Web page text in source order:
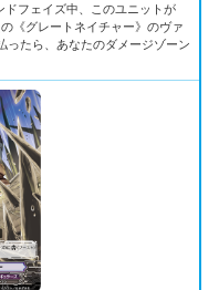
ドフェイズ中、このユニットが
《グレートネイチャー》のヴァ
ったら、あなたのダメージゾーン